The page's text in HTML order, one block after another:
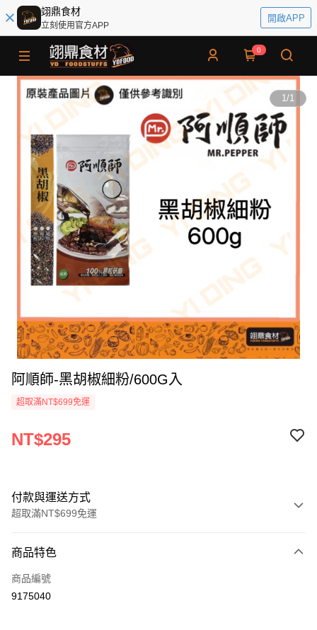
翊鼎食材
立刻使用官方APP
開啟APP
0
1/1
阿順師-黑胡椒細粉/600G入
超取滿NT$699免運
NT$295
付款與運送方式
超取滿NT$699免運
信用卡一次付款
Apple Pay
商品特色
商品編號
9175040